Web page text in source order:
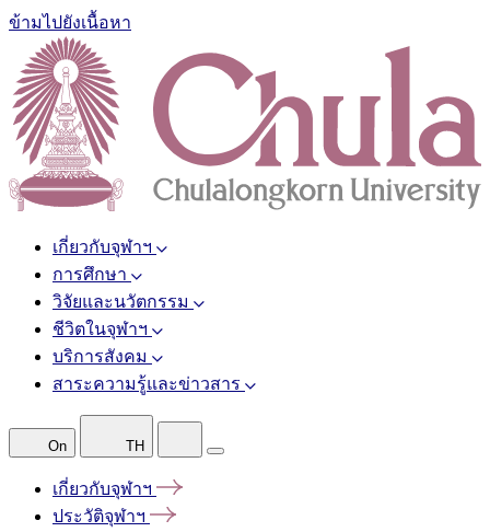
ข้ามไปยังเนื้อหา
เกี่ยวกับจุฬาฯ
การศึกษา
วิจัยและนวัตกรรม
ชีวิตในจุฬาฯ
บริการสังคม
สาระความรู้และข่าวสาร
On TH
เกี่ยวกับจุฬาฯ
ประวัติจุฬาฯ